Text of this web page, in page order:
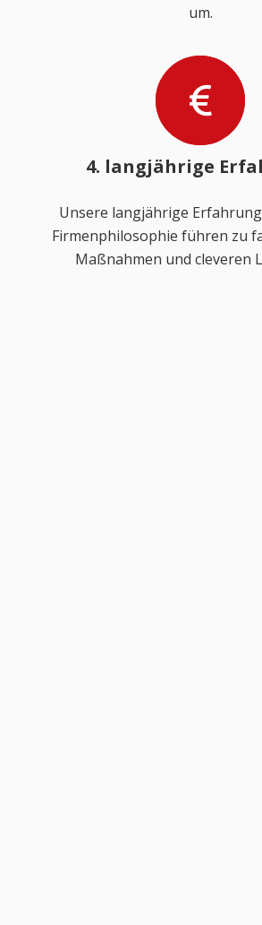
um.
4. langjährige
Unsere langjährige
Firmenphilosophie führen zu
Maßnahmen und cleveren